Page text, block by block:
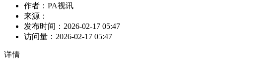
作者：PA视讯
来源：
发布时间： 2026-02-17 05:47
访问量： 2026-02-17 05:47
详情